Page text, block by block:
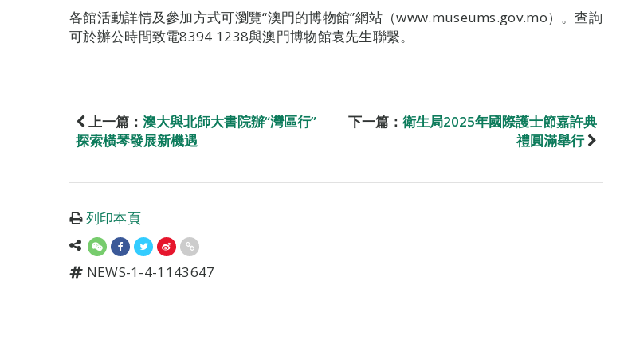
各館活動詳情及參加方式可瀏覽“澳門的博物館”網站（www.museums.gov.mo）。查詢
可於辦公時間致電8394 1238與澳門博物館袁先生聯繫。
上一篇： 澳大與北師大書院辦“灣區行”
探索橫琴發展新機遇
下一篇： 衛生局2025年國際護士節嘉許典
禮圓滿舉行
列印本頁
NEWS-1-4-1143647